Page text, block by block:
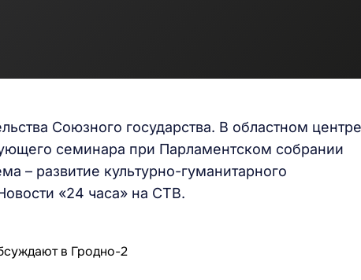
Союзного государства. В областном центре
семинара при Парламентском собрании
– развитие культурно-гуманитарного
«24 часа» на СТВ.